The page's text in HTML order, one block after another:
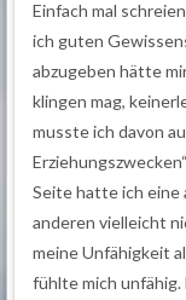
Einfach mal
ich guten
abzugeben hätte
klingen mag,
musste ich davon
Seite hatte ich eine
anderen vielleicht
meine Unfähigkeit
fühlte mich unfähig.